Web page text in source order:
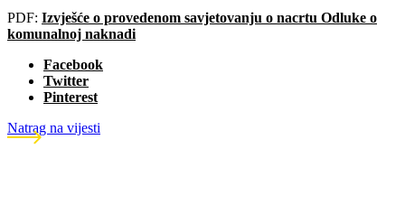
PDF: Izvješće o provedenom savjetovanju o nacrtu Odluke o
komunalnoj naknadi
Facebook
Twitter
Pinterest
Natrag na vijesti